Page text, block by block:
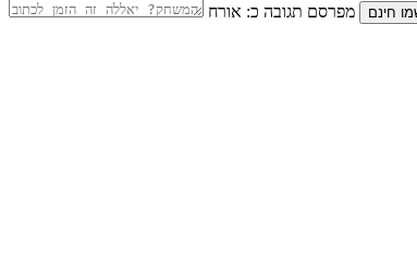
מפרסם תגובה כ: אורח